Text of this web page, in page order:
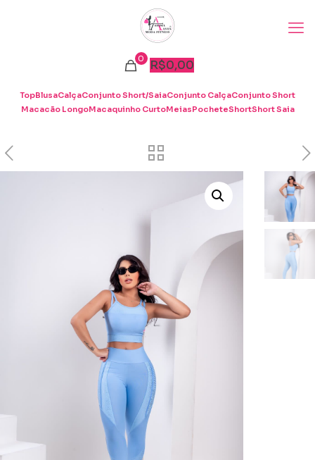
0 R$0,00
TopBlusaCalçaConjunto Short/SaiaConjunto CalçaConjunto Short
Macacão LongoMacaquinho CurtoMeiasPocheteShortShort Saia